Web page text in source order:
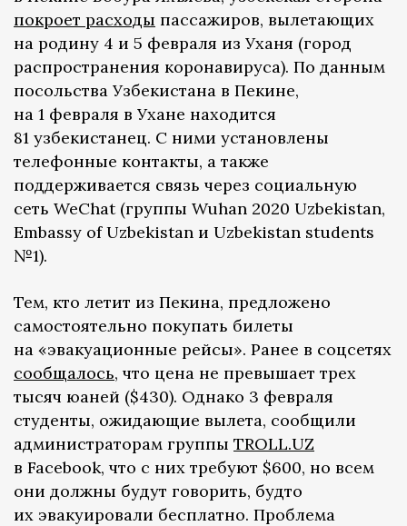
покроет расходы пассажиров, вылетающих
на родину 4 и 5 февраля из Уханя (город
распространения коронавируса). По данным
посольства Узбекистана в Пекине,
на 1 февраля в Ухане находится
81 узбекистанец. С ними установлены
телефонные контакты, а также
поддерживается связь через социальную
сеть WeChat (группы Wuhan 2020 Uzbekistan,
Embassy of Uzbekistan и Uzbekistan students
№1).
Тем, кто летит из Пекина, предложено
самостоятельно покупать билеты
на «эвакуационные рейсы». Ранее в соцсетях
сообщалось, что цена не превышает трех
тысяч юаней ($430). Однако 3 февраля
студенты, ожидающие вылета, сообщили
администраторам группы TROLL.UZ
в Facebook, что с них требуют $600, но всем
они должны будут говорить, будто
их эвакуировали бесплатно. Проблема